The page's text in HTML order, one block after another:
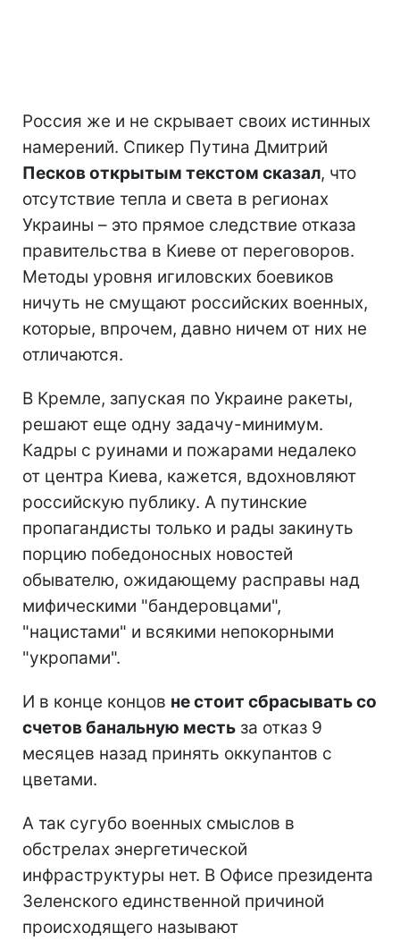
Россия же и не скрывает своих истинных
намерений. Спикер Путина Дмитрий
Песков открытым текстом сказал, что
отсутствие тепла и света в регионах
Украины – это прямое следствие отказа
правительства в Киеве от переговоров.
Методы уровня игиловских боевиков
ничуть не смущают российских военных,
которые, впрочем, давно ничем от них не
отличаются.
В Кремле, запуская по Украине ракеты,
решают еще одну задачу-минимум.
Кадры с руинами и пожарами недалеко
от центра Киева, кажется, вдохновляют
российскую публику. А путинские
пропагандисты только и рады закинуть
порцию победоносных новостей
обывателю, ожидающему расправы над
мифическими "бандеровцами",
"нацистами" и всякими непокорными
"укропами".
И в конце концов не стоит сбрасывать со
счетов банальную месть за отказ 9
месяцев назад принять оккупантов с
цветами.
А так сугубо военных смыслов в
обстрелах энергетической
инфраструктуры нет. В Офисе президента
Зеленского единственной причиной
происходящего называют